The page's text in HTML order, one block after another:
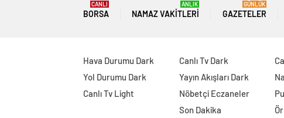
BORSA
CANLI
NAMAZ VAKITLERI
ANLIK
GAZETELER
GÜNLÜK
Hava Durumu Dark
Yol Durumu Dark
Canlı Tv Light
Canlı Tv Dark
Yayın Akışları Dark
Nöbetçi Eczaneler
Son Dakika